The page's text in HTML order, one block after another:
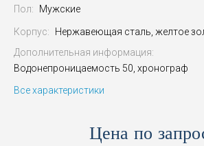
Пол: Мужские
Корпус:
Нержавеющая сталь, желтое
Дополнительная информация:
Водонепроницаемость 50, хронограф
Все характеристики
Цена по